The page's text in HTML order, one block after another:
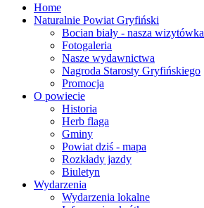
Home
Naturalnie Powiat Gryfiński
Bocian biały - nasza wizytówka
Fotogaleria
Nasze wydawnictwa
Nagroda Starosty Gryfińskiego
Promocja
O powiecie
Historia
Herb flaga
Gminy
Powiat dziś - mapa
Rozkłady jazdy
Biuletyn
Wydarzenia
Wydarzenia lokalne